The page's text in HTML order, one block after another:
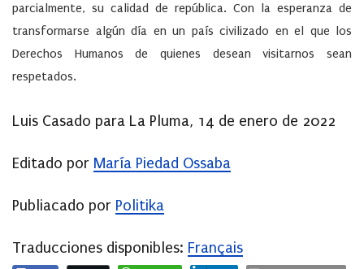
parcialmente, su calidad de república. Con la esperanza de
transformarse algún día en un país civilizado en el que los
Derechos Humanos de quienes desean visitarnos sean
respetados.
Luis Casado para La Pluma, 14 de enero de 2022
Editado por María Piedad Ossaba
Publiacado por Politika
Traducciones disponibles: Français